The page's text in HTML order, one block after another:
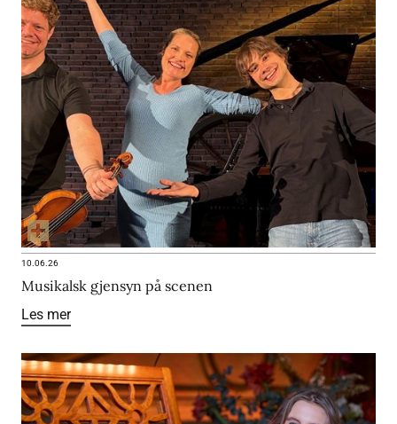
10.06.26
Musikalsk gjensyn på scenen
Les mer